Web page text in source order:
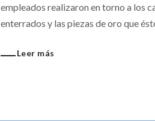
empleados realizaron en torno a los
enterrados y las piezas de oro que
Leer más